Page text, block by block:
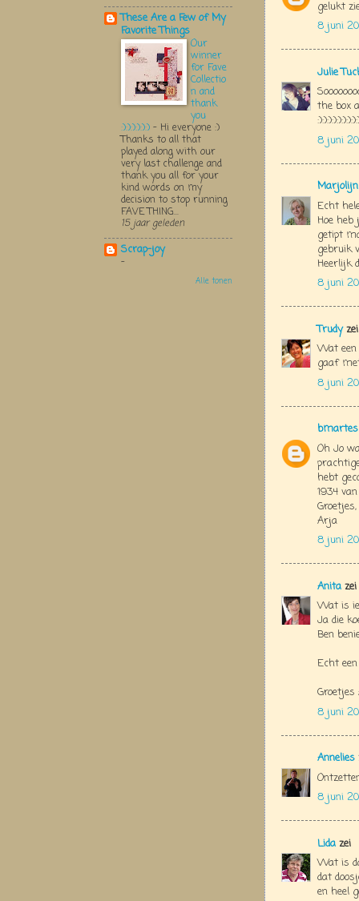
gelukt
8 juni
Julie
the box
8 juni
Echt
Hoe heb
getipt
gebruik
Heerlijk
8 juni
Trudyzei
Wat een
gaaf
8 juni
bmartes
Oh Jo
hebt
1934
Groetjes,
Arja
8 juni
Anita zei
Wat is
Ja die
Ben
Echt
Groetjes
8 juni
Annelies
8 juni
Lida zei
Wat is
dat
en heel
These Are a Few of My
Favorite Things
Our
winner
for Fave
Collectio
n and
thank
you
:):):):):):) - Hi everyone :)
Thanks to all that
played along with our
very last challenge and
thank you all for your
kind words on my
decision to stop running
FAVE THING...
15 jaar geleden
Scrap-joy
-
Alle tonen